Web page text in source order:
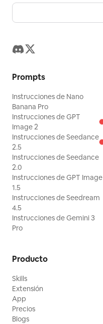
Prompts
Instrucciones de Nano
Banana Pro
Instrucciones de GPT
Image 2
Instrucciones de Seedance
2.5
Instrucciones de Seedance
2.0
Instrucciones de GPT Image
1.5
Instrucciones de Seedream
4.5
Instrucciones de Gemini 3
Pro
Producto
Skills
Extensión
App
Precios
Blogs